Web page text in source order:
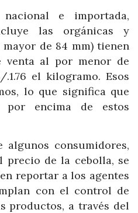
e importada,
las orgánicas y
de 84 mm) tienen
venta al por menor de
el kilogramo. Esos
lo que significa que
por encima de estos
algunos consumidores,
precio de la cebolla, se
reportar a los agentes
con el control de
productos, a través del